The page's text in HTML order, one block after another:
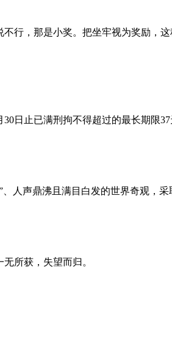
行，那是小奖。把坐牢视为奖励，
日止已满刑拘不得超过的最长期限
人声鼎沸且满目白发的世界奇观，
所获，失望而归。